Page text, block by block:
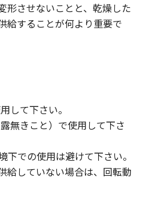
形させないことと、乾燥した
給することが何より重要で
して下さい。
無きこと）で使用して下さ
での使用は避けて下さい。
給していない場合は、回転動